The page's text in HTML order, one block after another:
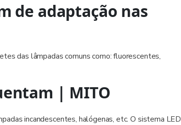
de adaptação nas
das lâmpadas comuns como: fluorescentes,
| MITO
incandescentes, halógenas, etc. O sistema LED